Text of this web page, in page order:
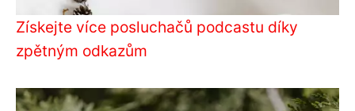
Získejte více posluchačů podcastu díky
zpětným odkazům